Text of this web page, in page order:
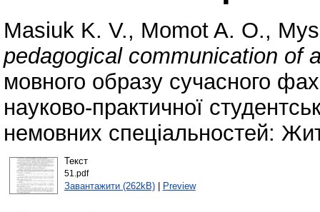
Masiuk K. V., Momot A. O.,
pedagogical communication of
мовного образу сучасного
науково-практичної
немовних спеціальностей:
Текст
51.pdf
Завантажити (262kB)| Preview